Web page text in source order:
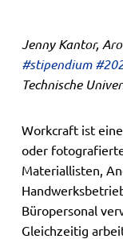
Jenny Kantor,
#stipendium
Technische
Workcraft ist
oder
Materiallisten,
Büropersonal
Gleichzeitig